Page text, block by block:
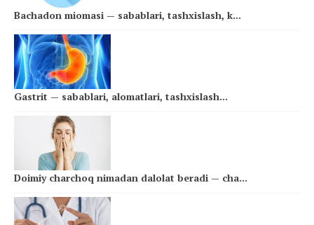
Bachadon miomasi — sabablari, tashxislash, k...
Gastrit — sabablari, alomatlari, tashxislash...
Doimiy charchoq nimadan dalolat beradi — cha...